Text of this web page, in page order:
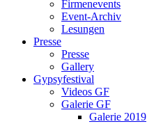
Firmenevents
Event-Archiv
Lesungen
Presse
Presse
Gallery
Gypsyfestival
Videos GF
Galerie GF
Galerie 2019